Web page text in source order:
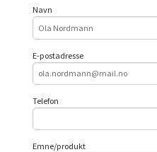
Navn
E-postadresse
Telefon
Emne/produkt